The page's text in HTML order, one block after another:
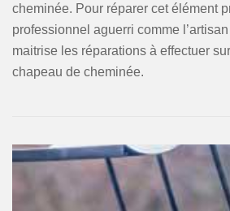
cheminée. Pour réparer cet élément
professionnel aguerri comme l’artisan
maitrise les réparations à effectuer
chapeau de cheminée.